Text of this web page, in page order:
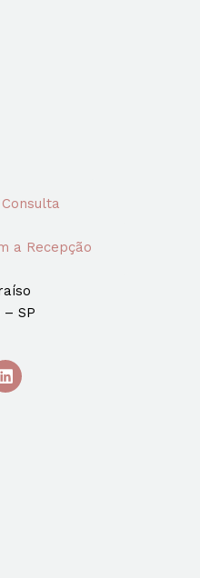
a Recepção
SP